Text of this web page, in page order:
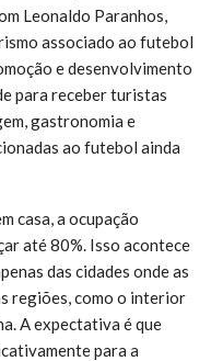
Leonaldo Paranhos,
associado ao futebol
e desenvolvimento
para receber turistas
gastronomia e
ao futebol ainda
casa, a ocupação
até 80%. Isso acontece
das cidades onde as
regiões, como o interior
A expectativa é que
para a